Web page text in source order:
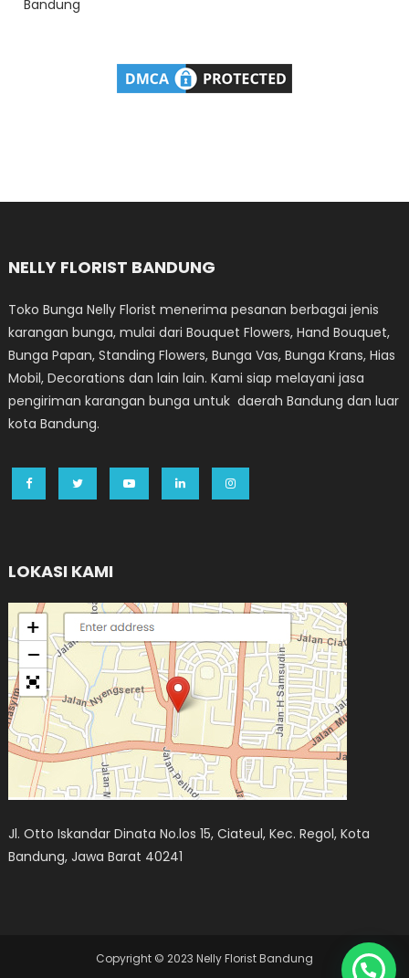
Bandung
NELLY FLORIST BANDUNG
Toko Bunga Nelly Florist menerima pesanan berbagai jenis
karangan bunga, mulai dari Bouquet Flowers, Hand Bouquet,
Bunga Papan, Standing Flowers, Bunga Vas, Bunga Krans, Hias
Mobil, Decorations dan lain lain. Kami siap melayani jasa
pengiriman karangan bunga untuk daerah Bandung dan luar
kota Bandung.
LOKASI KAMI
Jl. Otto Iskandar Dinata No.los 15, Ciateul, Kec. Regol, Kota
Bandung, Jawa Barat 40241
Copyright © 2023 Nelly Florist Bandung